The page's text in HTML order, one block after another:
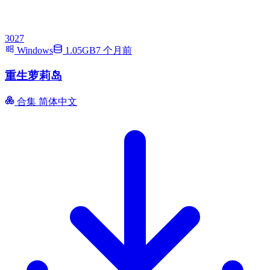
3027
Windows
1.05GB7 个月前
重生萝莉岛
合集 简体中文